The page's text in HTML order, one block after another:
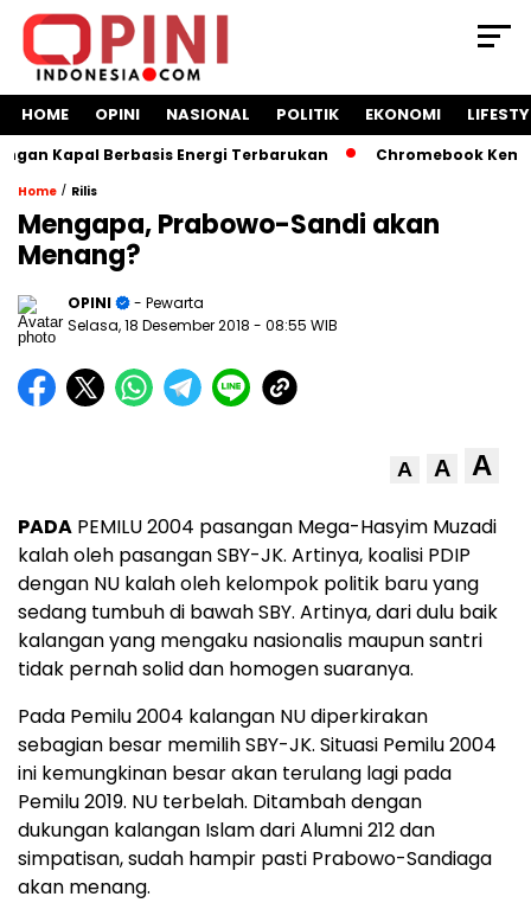
HOME OPINI NASIONAL POLITIK EKONOMI
Kapal Berbasis Energi Terbarukan Chromebook
Home / Rilis
Mengapa, Prabowo-Sandi akan
Menang?
OPINI
- Pewarta
Selasa, 18 Desember 2018 - 08:55 WIB
A A A
PADA PEMILU 2004 pasangan Mega-Hasyim Muzadi
kalah oleh pasangan SBY-JK. Artinya, koalisi PDIP
dengan NU kalah oleh kelompok politik baru yang
sedang tumbuh di bawah SBY. Artinya, dari dulu baik
kalangan yang mengaku nasionalis maupun santri
tidak pernah solid dan homogen suaranya.
Pada Pemilu 2004 kalangan NU diperkirakan
sebagian besar memilih SBY-JK. Situasi Pemilu 2004
ini kemungkinan besar akan terulang lagi pada
Pemilu 2019. NU terbelah. Ditambah dengan
dukungan kalangan Islam dari Alumni 212 dan
simpatisan, sudah hampir pasti Prabowo-Sandiaga
akan menang.